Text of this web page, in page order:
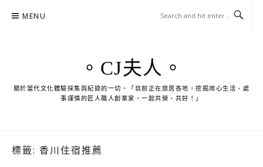
MENU
。CJ夫人。
關於當代文化體驗採集與紀錄的一切。「目前正在旅居各地，挖掘用心生活、處
事謹慎的匠人職人創業家，一起共榮、共好！」
標籤: 香川住宿推薦